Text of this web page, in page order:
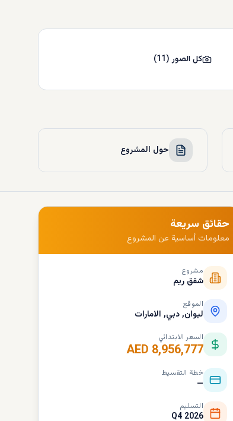
كل الصور(
11
)
حول المشروع
حقائق سريعة
معلومات أساسية عن المشروع
مشروع
شقق ريم
الموقع
لیوان, دبي, الامارات
السعر الابتدائي
AED 8,956,777
خطة التقسيط
—
التسليم
Q4 2026